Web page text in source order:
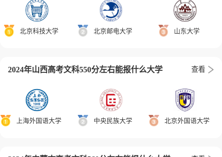
北京科技大学 北京邮电大学 山东大学
2024年山西高考文科550分左右能报什么大学 查看
上海外国语大学 中央民族大学 北京外国语大学